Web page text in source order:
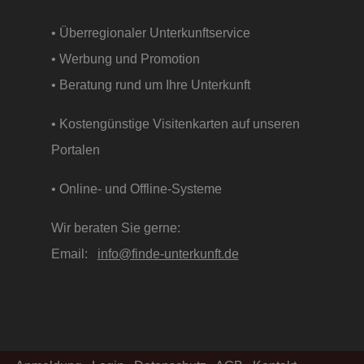
• Überregionaler Unterkunftservice
• Werbung und Promotion
• Beratung rund um Ihre Unterkunft
• Kostengünstige Visitenkarten auf unseren
Portalen
• Online- und Offline-Systeme
Wir beraten Sie gerne:
Email: info@finde-unterkunft.de